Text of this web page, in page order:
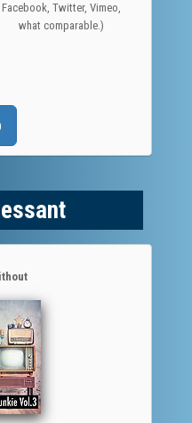
Facebook, Twitter, Vimeo,
what comparable.)